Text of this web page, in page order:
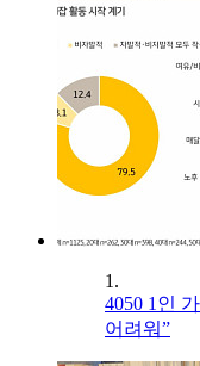
1.
4050 1인
어려워”